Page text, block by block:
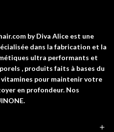
by Diva Alice est une
dans la fabrication et la
ultra performants et
, produits faits à bases du
pour maintenir votre
en profondeur. Nos